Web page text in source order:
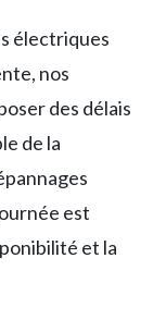
électriques
nos
des délais
de la
est
et la